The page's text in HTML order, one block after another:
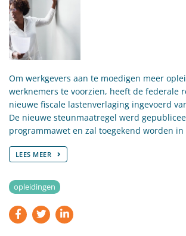
Om werkgevers aan te moedigen meer
werknemers te voorzien, heeft de federale
nieuwe fiscale lastenverlaging ingevoerd
De nieuwe steunmaatregel werd
programmawet en zal toegekend worden
LEES MEER
opleidingen